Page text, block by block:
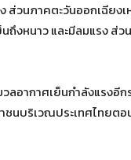
ส่วนภาคตะวันออกเฉีย
ถึงหนาว และมีลมแรง
อากาศเย็นกำลังแรงอีก
ชนบริเวณประเทศไทย